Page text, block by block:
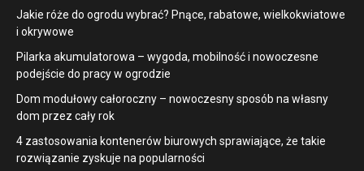
Jakie róże do ogrodu wybrać? Pnące, rabatowe, wielkokwiatowe
i okrywowe
Pilarka akumulatorowa – wygoda, mobilność i nowoczesne
podejście do pracy w ogrodzie
Dom modułowy całoroczny – nowoczesny sposób na własny
dom przez cały rok
4 zastosowania kontenerów biurowych sprawiające, że takie
rozwiązanie zyskuje na popularności